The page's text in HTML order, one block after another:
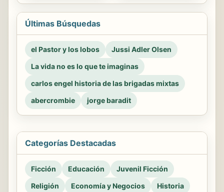
Últimas Búsquedas
el Pastor y los lobos
Jussi Adler Olsen
La vida no es lo que te imaginas
carlos engel historia de las brigadas mixtas
abercrombie
jorge baradit
Categorías Destacadas
Ficción Educación
Juvenil Ficción
Religión
Economía y Negocios Historia